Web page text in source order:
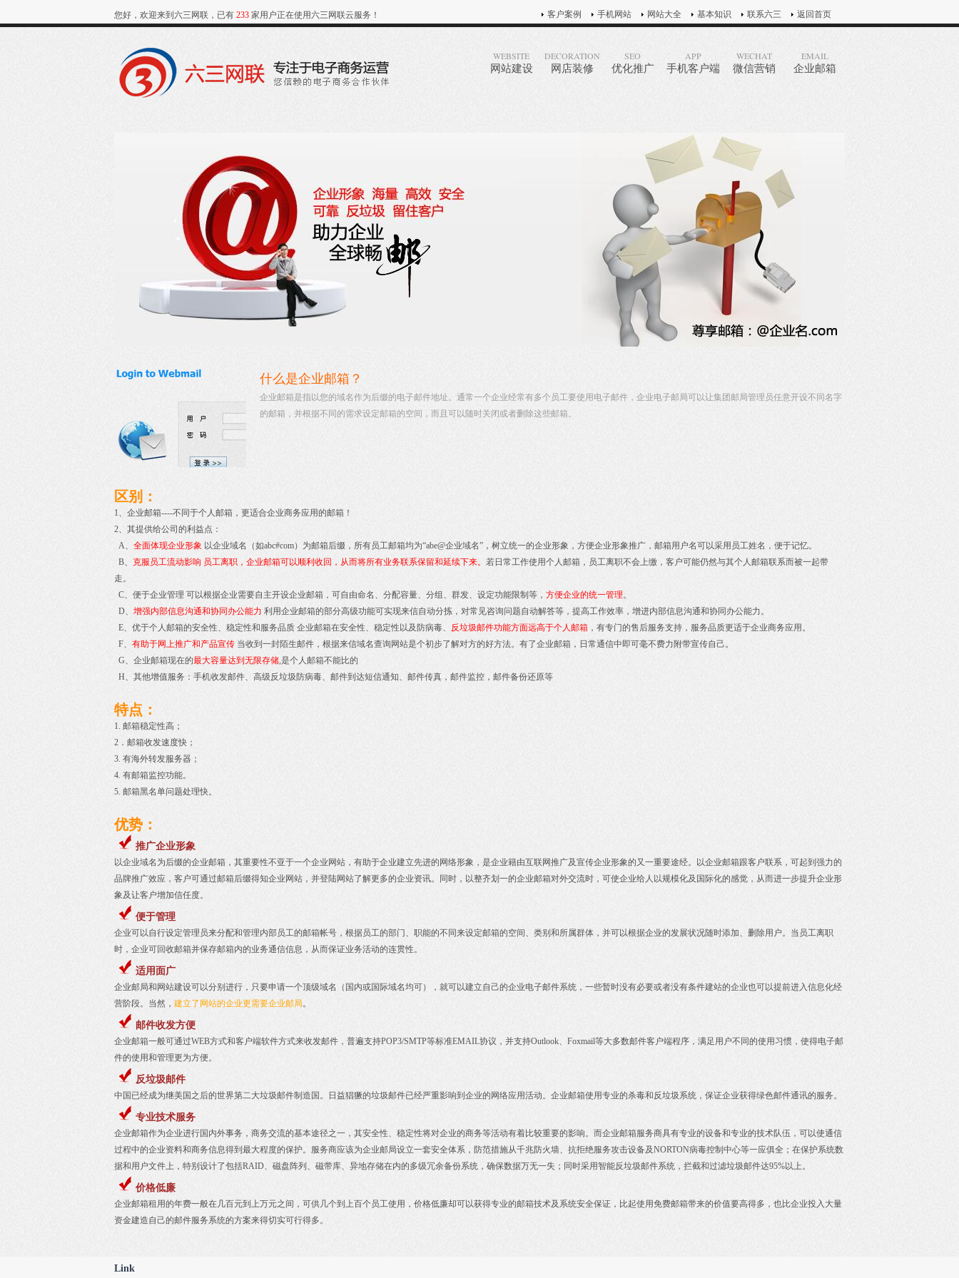
您好，欢迎来到六三网联，已有 233 家用户正在使用六三网联云服务！ 客户案例 手机网站 网站大全 基本知识 联系六三 返回首页
WEBSITE
网站建设
DECORATION
网店装修
SEO
优化推广
APP
手机客户端
WECHAT
微信营销
EMAIL
企业邮箱
什么是企业邮箱？
企业邮箱是指以您的域名作为后缀的电子邮件地址。通常一个企业经常有多个员工要使用电子邮件，企业电子邮局可以让集团邮局管理员任意开设不同名字
的邮箱，并根据不同的需求设定邮箱的空间，而且可以随时关闭或者删除这些邮箱。
区别：
1、企业邮箱----不同于个人邮箱，更适合企业商务应用的邮箱！
2、其提供给公司的利益点：
A、 全面体现企业形象 以企业域名（如abc#com）为邮箱后缀，所有员工邮箱均为“abe@企业域名”，树立统一的企业形象，方便企业形象推广，邮箱用户名可以采用员工姓名，便于记忆。
B、 克服员工流动影响 员工离职，企业邮箱可以顺利收回，从而将所有业务联系保留和延续下来。 若日常工作使用个人邮箱，员工离职不会上缴，客户可能仍然与其个人邮箱联系而被一起带
走。
C、便于企业管理 可以根据企业需要自主开设企业邮箱，可自由命名、分配容量、分组、群发、设定功能限制等， 方便企业的统一管理。
D、 增强内部信息沟通和协同办公能力 利用企业邮箱的部分高级功能可实现来信自动分拣，对常见咨询问题自动解答等，提高工作效率，增进内部信息沟通和协同办公能力。
E、优于个人邮箱的安全性、稳定性和服务品质 企业邮箱在安全性、稳定性以及防病毒、 反垃圾邮件功能方面远高于个人邮箱 ，有专门的售后服务支持，服务品质更适于企业商务应用。
F、 有助于网上推广和产品宣传 当收到一封陌生邮件，根据来信域名查询网站是个初步了解对方的好方法。有了企业邮箱，日常通信中即可毫不费力附带宣传自己。
G、企业邮箱现在的最大容量达到无限存储,是个人邮箱不能比的
H、其他增值服务：手机收发邮件、高级反垃圾防病毒、邮件到达短信通知、邮件传真，邮件监控，邮件备份还原等
特点：
1. 邮箱稳定性高；
2．邮箱收发速度快；
3. 有海外转发服务器；
4. 有邮箱监控功能。
5. 邮箱黑名单问题处理快。
优势：
推广企业形象
以企业域名为后缀的企业邮箱，其重要性不亚于一个企业网站，有助于企业建立先进的网络形象，是企业籍由互联网推广及宣传企业形象的又一重要途经。以企业邮箱跟客户联系，可起到强力的
品牌推广效应，客户可通过邮箱后缀得知企业网站，并登陆网站了解更多的企业资讯。同时，以整齐划一的企业邮箱对外交流时，可使企业给人以规模化及国际化的感觉，从而进一步提升企业形
象及让客户增加信任度。
便于管理
企业可以自行设定管理员来分配和管理内部员工的邮箱帐号，根据员工的部门、职能的不同来设定邮箱的空间、类别和所属群体，并可以根据企业的发展状况随时添加、删除用户。当员工离职
时，企业可回收邮箱并保存邮箱内的业务通信信息，从而保证业务活动的连贯性。
适用面广
企业邮局和网站建设可以分别进行，只要申请一个顶级域名（国内或国际域名均可），就可以建立自己的企业电子邮件系统，一些暂时没有必要或者没有条件建站的企业也可以提前进入信息化经
营阶段。当然， 建立了网站的企业更需要企业邮局。
邮件收发方便
企业邮箱一般可通过WEB方式和客户端软件方式来收发邮件，普遍支持POP3/SMTP等标准EMAIL协议，并支持Outlook、Foxmail等大多数邮件客户端程序，满足用户不同的使用习惯，使得电子邮
件的使用和管理更为方便。
反垃圾邮件
中国已经成为继美国之后的世界第二大垃圾邮件制造国。日益猖獗的垃圾邮件已经严重影响到企业的网络应用活动。企业邮箱使用专业的杀毒和反垃圾系统，保证企业获得绿色邮件通讯的服务。
专业技术服务
企业邮箱作为企业进行国内外事务，商务交流的基本途径之一，其安全性、稳定性将对企业的商务等活动有着比较重要的影响。而企业邮箱服务商具有专业的设备和专业的技术队伍，可以使通信
过程中的企业资料和商务信息得到最大程度的保护。服务商应该为企业邮局设立一套安全体系，防范措施从千兆防火墙、抗拒绝服务攻击设备及NORTON病毒控制中心等一应俱全；在保护系统数
据和用户文件上，特别设计了包括RAID、磁盘阵列、磁带库、异地存储在内的多级冗余备份系统，确保数据万无一失；同时采用智能反垃圾邮件系统，拦截和过滤垃圾邮件达95%以上。
价格低廉
企业邮箱租用的年费一般在几百元到上万元之间，可供几个到上百个员工使用，价格低廉却可以获得专业的邮箱技术及系统安全保证，比起使用免费邮箱带来的价值要高得多，也比企业投入大量
资金建造自己的邮件服务系统的方案来得切实可行得多。
Link